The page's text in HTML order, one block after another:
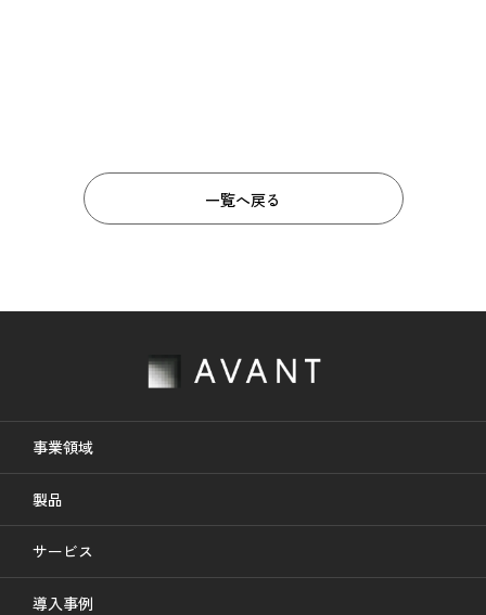
一覧へ戻る
事業領域
製品
サービス
導入事例